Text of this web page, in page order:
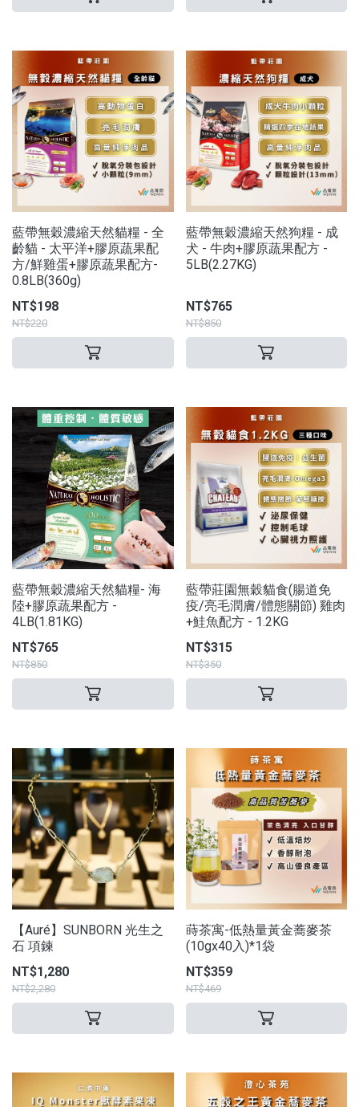
藍帶無穀濃縮天然貓糧 - 全
齡貓 - 太平洋+膠原蔬果配
方/鮮雞蛋+膠原蔬果配方-
0.8LB(360g)
NT$198
NT$220
藍帶無穀濃縮天然狗糧 - 成
犬 - 牛肉+膠原蔬果配方 -
5LB(2.27KG)
NT$765
NT$850
藍帶無穀濃縮天然貓糧- 海
陸+膠原蔬果配方 -
4LB(1.81KG)
NT$765
NT$850
藍帶莊園無穀貓食(腸道免
疫/亮毛潤膚/體態關節) 雞肉
+鮭魚配方 - 1.2KG
NT$315
NT$350
【Auré】SUNBORN 光生之
石 項鍊
NT$1,280
NT$2,280
蒔茶寓-低熱量黃金蕎麥茶
(10gx40入)*1袋
NT$359
NT$469